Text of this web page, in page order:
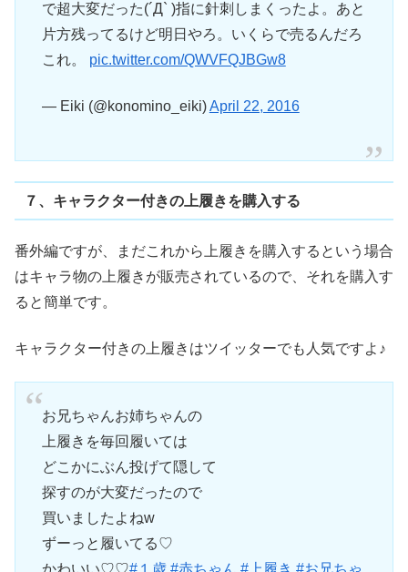
で超大変だった(´Д` )指に針刺しまくったよ。あと
片方残ってるけど明日やろ。いくらで売るんだろ
これ。 pic.twitter.com/QWVFQJBGw8
— Eiki (@konomino_eiki)April 22, 2016
７、キャラクター付きの上履きを購入する
番外編ですが、まだこれから上履きを購入するという場合
はキャラ物の上履きが販売されているので、それを購入す
ると簡単です。
キャラクター付きの上履きはツイッターでも人気ですよ♪
お兄ちゃんお姉ちゃんの
上履きを毎回履いては
どこかにぶん投げて隠して
探すのが大変だったので
買いましたよねw
ずーっと履いてる♡
かわいい♡♡#１歳 #赤ちゃん #上履き #お兄ちゃ